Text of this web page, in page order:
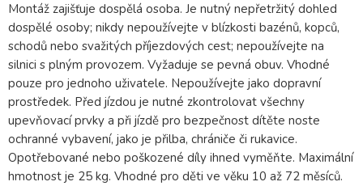
Montáž zajišťuje dospělá osoba. Je nutný nepřetržitý dohled
dospělé osoby; nikdy nepoužívejte v blízkosti bazénů, kopců,
schodů nebo svažitých příjezdových cest; nepoužívejte na
silnici s plným provozem. Vyžaduje se pevná obuv. Vhodné
pouze pro jednoho uživatele. Nepoužívejte jako dopravní
prostředek. Před jízdou je nutné zkontrolovat všechny
upevňovací prvky a při jízdě pro bezpečnost dítěte noste
ochranné vybavení, jako je přilba, chrániče či rukavice.
Opotřebované nebo poškozené díly ihned vyměňte. Maximální
hmotnost je 25 kg. Vhodné pro děti ve věku 10 až 72 měsíců.